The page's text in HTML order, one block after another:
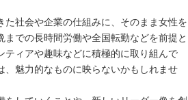
社会や企業の仕組みに、そのまま女性を
での長時間労働や全国転勤などを前提と
ティアや趣味などに積極的に取り組んで
、魅力的なものに映らないかもしれませ